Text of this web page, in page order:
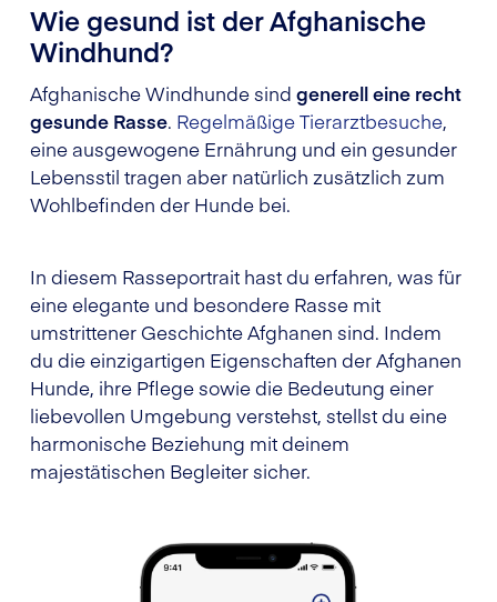
Wie gesund ist der Afghanische
Windhund?
Afghanische Windhunde sind generell eine recht
gesunde Rasse. Regelmäßige Tierarztbesuche,
eine ausgewogene Ernährung und ein gesunder
Lebensstil tragen aber natürlich zusätzlich zum
Wohlbefinden der Hunde bei.
In diesem Rasseportrait hast du erfahren, was für
eine elegante und besondere Rasse mit
umstrittener Geschichte Afghanen sind. Indem
du die einzigartigen Eigenschaften der Afghanen
Hunde, ihre Pflege sowie die Bedeutung einer
liebevollen Umgebung verstehst, stellst du eine
harmonische Beziehung mit deinem
majestätischen Begleiter sicher.